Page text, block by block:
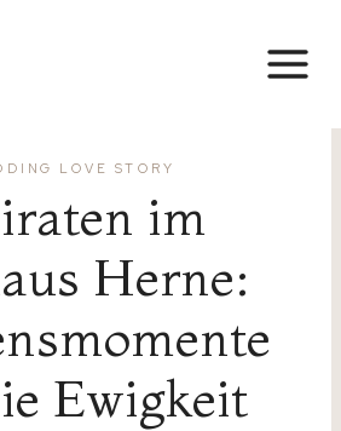
LOVE STORY
im
Herne:
Ewigkeit